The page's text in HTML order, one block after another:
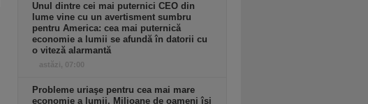
Unul dintre cei mai puternici CEO din
lume vine cu un avertisment sumbru
pentru America: cea mai puternică
economie a lumii se afundă în datorii cu
o viteză alarmantă
astăzi, 07:00
Probleme uriaşe pentru cea mai mare
economie a lumii. Milioane de oameni îşi